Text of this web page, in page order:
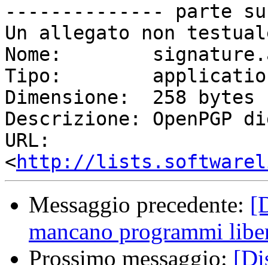
-------------- parte
Un allegato non
Nome:
Tipo:
Dimensione:  258 bytes
Descrizione: OpenPGP
URL:
<http://
Messaggio precedente:
mancano programmi
Prossimo messaggio: